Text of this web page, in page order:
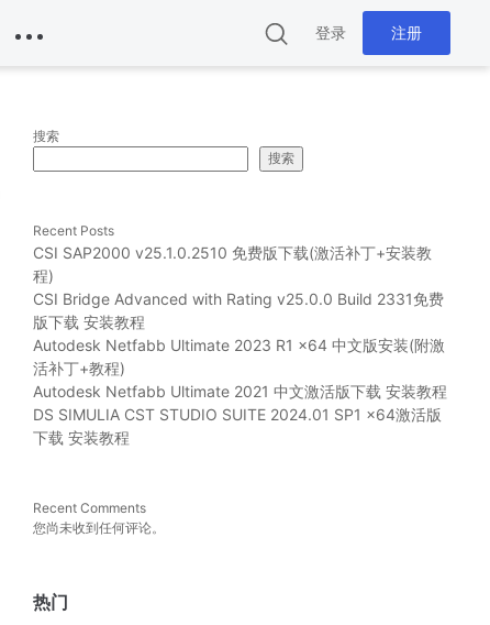
登录 注册
搜索
搜索
Recent Posts
CSI SAP2000 v25.1.0.2510 免费版下载(激活补丁+安装教
程)
CSI Bridge Advanced with Rating v25.0.0 Build 2331免费
版下载 安装教程
Autodesk Netfabb Ultimate 2023 R1 x64 中文版安装(附激
活补丁+教程)
Autodesk Netfabb Ultimate 2021 中文激活版下载 安装教程
DS SIMULIA CST STUDIO SUITE 2024.01 SP1 x64激活版
下载 安装教程
Recent Comments
您尚未收到任何评论。
热门